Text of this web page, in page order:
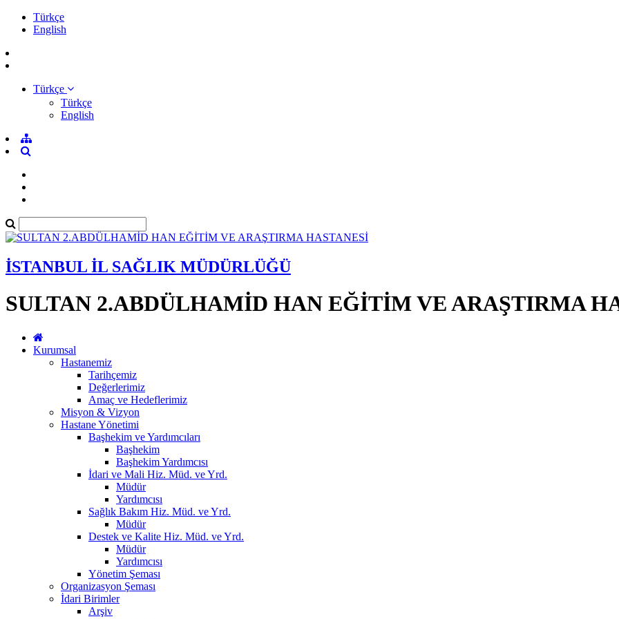
Türkçe
English
Türkçe
Türkçe
English
İSTANBUL İL SAĞLIK MÜDÜRLÜĞÜ
SULTAN 2.ABDÜLHAMİD HAN EĞİTİM VE ARAŞTIRMA
Kurumsal
Hastanemiz
Tarihçemiz
Değerlerimiz
Amaç ve Hedeflerimiz
Misyon & Vizyon
Hastane Yönetimi
Başhekim ve Yardımcıları
Başhekim
Başhekim Yardımcısı
İdari ve Mali Hiz. Müd. ve Yrd.
Müdür
Yardımcısı
Sağlık Bakım Hiz. Müd. ve Yrd.
Müdür
Destek ve Kalite Hiz. Müd. ve Yrd.
Müdür
Yardımcısı
Yönetim Şeması
Organizasyon Şeması
İdari Birimler
Arşiv